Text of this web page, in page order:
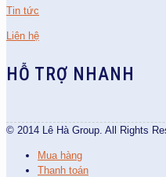
Tin tức
Liên hệ
HỖ TRỢ NHANH
© 2014 Lê Hà Group. All Rights
Mua hàng
Thanh toán